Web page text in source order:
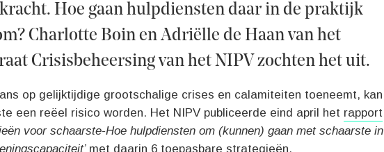
Hoe gaan hulpdiensten daar in de praktijk
Charlotte Boin en Adriëlle de Haan van het
Crisisbeheersing van het NIPV zochten het uit.
op gelijktijdige grootschalige crises en calamiteiten toeneemt, kan
een reëel risico worden. Het NIPV publiceerde eind april het rapport
voor schaarste-Hoe hulpdiensten om (kunnen) gaan met schaarste in
met daarin 6 toepasbare strategieën.